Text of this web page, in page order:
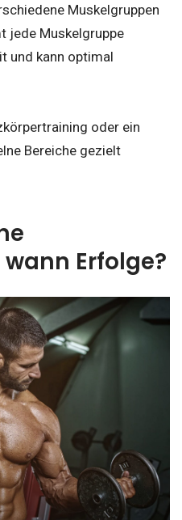
Muskelgruppen
jede Muskelgruppe
und kann optimal
oder ein
Bereiche gezielt
Erfolge?